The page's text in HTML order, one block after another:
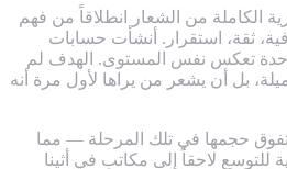
الكاملة من الشعار انطلاقاً من فهم
ثقة، استقرار. أنشأت حسابات
تعكس نفس المستوى. الهدف لم
بل أن يشعر من يراها لأول مرة أنه
تفوق حجمها في تلك المرحلة — مما
للتوسع لاحقاً إلى مكاتب في أثينا